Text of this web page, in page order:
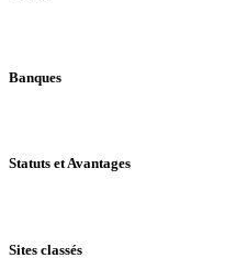
Banques
Statuts et Avantages
Sites classés